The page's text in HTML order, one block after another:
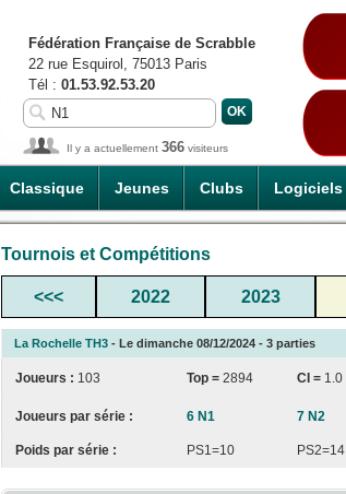
Classique Jeunes Clubs Logiciels
Fédération Française de Scrabble
22 rue Esquirol, 75013 Paris
Tél : 01.53.92.53.20
Il y a actuellement 366 visiteurs
Tournois et Compétitions
<<< 2022 2023
La Rochelle TH3 - Le dimanche 08/12/2024 - 3 parties
Joueurs : 103 Top = 2894 CI = 1.0
Joueurs par série : 6 N1 7 N2
Poids par série : PS1=10 PS2=14